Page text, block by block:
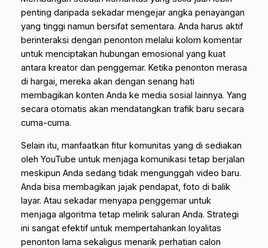
penting daripada sekadar mengejar angka penayangan
yang tinggi namun bersifat sementara. Anda harus aktif
berinteraksi dengan penonton melalui kolom komentar
untuk menciptakan hubungan emosional yang kuat
antara kreator dan penggemar. Ketika penonton merasa
di hargai, mereka akan dengan senang hati
membagikan konten Anda ke media sosial lainnya. Yang
secara otomatis akan mendatangkan trafik baru secara
cuma-cuma.
Selain itu, manfaatkan fitur komunitas yang di sediakan
oleh YouTube untuk menjaga komunikasi tetap berjalan
meskipun Anda sedang tidak mengunggah video baru.
Anda bisa membagikan jajak pendapat, foto di balik
layar. Atau sekadar menyapa penggemar untuk
menjaga algoritma tetap melirik saluran Anda. Strategi
ini sangat efektif untuk mempertahankan loyalitas
penonton lama sekaligus menarik perhatian calon